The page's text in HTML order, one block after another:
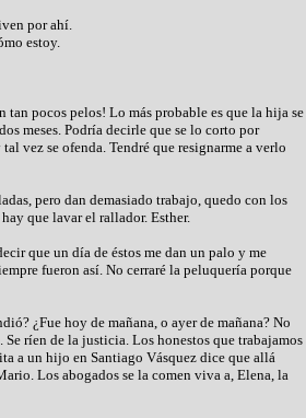
por ahí.
estoy.
tan pocos pelos! Lo más probable es que la hija se
meses. Podría decirle que se lo corto por
vez se ofenda. Tendré que resignarme a verlo
pero dan demasiado trabajo, quedo con los
que lavar el rallador. Esther.
que un día de éstos me dan un palo y me
fueron así. No cerraré la peluquería porque
¿Fue hoy de mañana, o ayer de mañana? No
ríen de la justicia. Los honestos que trabajamos
a un hijo en Santiago Vásquez dice que allá
Los abogados se la comen viva a, Elena, la